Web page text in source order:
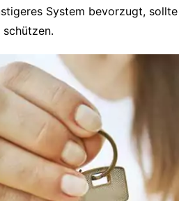
System bevorzugt,